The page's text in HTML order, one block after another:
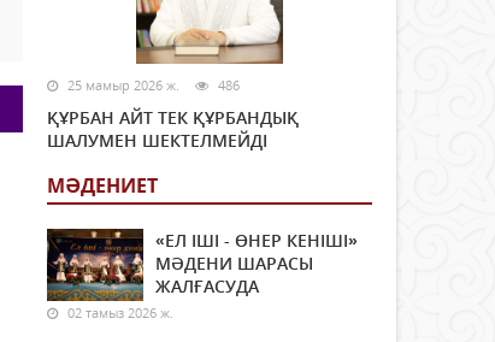
25 мамыр 2026 ж. 486
ҚҰРБАН АЙТ ТЕК ҚҰРБАНДЫҚ
ШАЛУМЕН ШЕКТЕЛМЕЙДІ
МӘДЕНИЕТ
«ЕЛ ІШІ - ӨНЕР КЕНІШІ»
МӘДЕНИ ШАРАСЫ
ЖАЛҒАСУДА
02 тамыз 2026 ж.